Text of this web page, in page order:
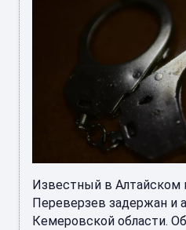
Известный в Алтайском
Переверзев задержан и
Кемеровской области.